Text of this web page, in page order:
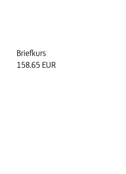
Briefkurs
158.65 EUR